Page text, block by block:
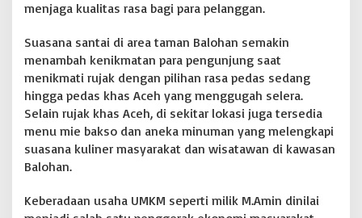
r
a
r
a
c
o
m
menjaga kualitas rasa bagi para pelanggan.
Suasana santai di area taman Balohan semakin
menambah kenikmatan para pengunjung saat
menikmati rujak dengan pilihan rasa pedas sedang
hingga pedas khas Aceh yang menggugah selera.
Selain rujak khas Aceh, di sekitar lokasi juga tersedia
menu mie bakso dan aneka minuman yang melengkapi
suasana kuliner masyarakat dan wisatawan di kawasan
Balohan.
Keberadaan usaha UMKM seperti milik M.Amin dinilai